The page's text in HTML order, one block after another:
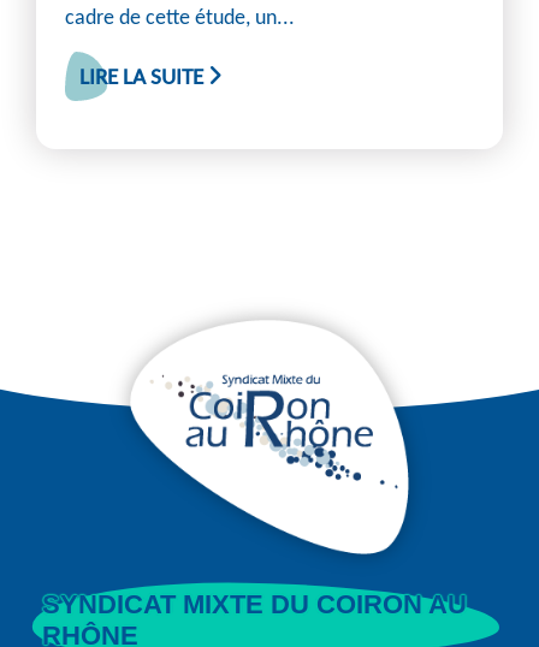
cadre de cette étude, un...
LIRE LA SUITE
SYNDICAT MIXTE DU COIRON AU
RHÔNE